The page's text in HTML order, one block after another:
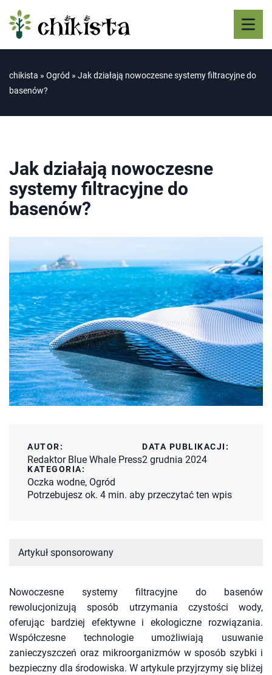
chikista » Ogród » Jak działają nowoczesne systemy filtracyjne do
basenów?
Jak działają nowoczesne
systemy filtracyjne do
basenów?
AUTOR:
Redaktor Blue Whale Press
DATA PUBLIKACJI:
2 grudnia 2024
KATEGORIA:
Oczka wodne, Ogród
Potrzebujesz ok. 4 min. aby przeczytać ten wpis
Artykuł sponsorowany
Nowoczesne systemy filtracyjne do basenów
rewolucjonizują sposób utrzymania czystości wody,
oferując bardziej efektywne i ekologiczne rozwiązania.
Współczesne technologie umożliwiają usuwanie
zanieczyszczeń oraz mikroorganizmów w sposób szybki i
bezpieczny dla środowiska. W artykule przyjrzymy się bliżej